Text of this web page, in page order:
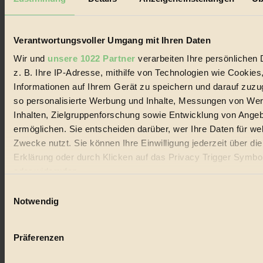
Verantwortungsvoller Umgang mit Ihren Daten
Wir und unsere 1022 Partner verarbeiten Ihre persönlichen
z. B. Ihre IP-Adresse, mithilfe von Technologien wie
Informationen auf Ihrem Gerät zu speichern und darauf
so personalisierte Werbung und Inhalte, Messungen von
Inhalten, Zielgruppenforschung sowie Entwicklung von
ermöglichen. Sie entscheiden darüber, wer Ihre Daten für
Zwecke nutzt. Sie können Ihre Einwilligung jederzeit über
Erklärung oder durch Klicken auf das Privacy Trigger
Wenn Sie es erlauben, würden wir auch gerne:
Ihr Gerät durch aktives Scannen nach bestimmten
Notwendig
Präferenzen
Biorama steht für einen nachhaltigen Lebensstil und bewussten
Lebenswandel. Es ist eine moderne Plattform für Ideen, Menschen
Handels mit Bioprodukten, des Fair-Trade sowie der Branche
alternativer Energien.
Social Media
22.601 Fans auf Facebook
3.415 Follower auf Twitter
Folge uns auf Instagram
Themen
Bio
Vegan